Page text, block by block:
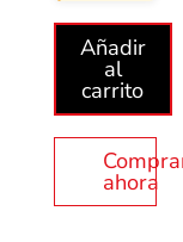
Añadir
al
carrito
ahora